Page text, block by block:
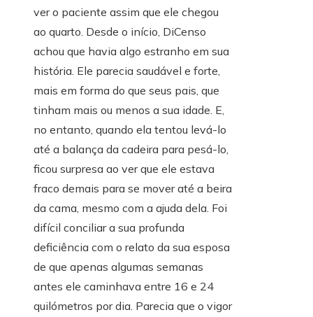
ver o paciente assim que ele chegou
ao quarto. Desde o início, DiCenso
achou que havia algo estranho em sua
história. Ele parecia saudável e forte,
mais em forma do que seus pais, que
tinham mais ou menos a sua idade. E,
no entanto, quando ela tentou levá-lo
até a balança da cadeira para pesá-lo,
ficou surpresa ao ver que ele estava
fraco demais para se mover até a beira
da cama, mesmo com a ajuda dela. Foi
difícil conciliar a sua profunda
deficiência com o relato da sua esposa
de que apenas algumas semanas
antes ele caminhava entre 16 e 24
quilómetros por dia. Parecia que o vigor